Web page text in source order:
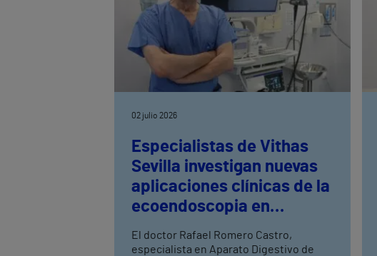
reacciones graves.
02 julio 2026
Especialistas de Vithas
Sevilla investigan nuevas
aplicaciones clínicas de la
ecoendoscopia en
El doctor Rafael Romero Castro,
especialista en Aparato Digestivo de